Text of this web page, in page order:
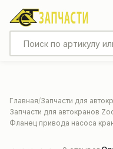
Главная Запчасти для
Запчасти для автокранов
Фланец привода насоса